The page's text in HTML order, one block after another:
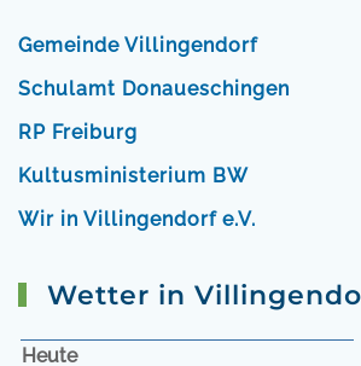
Gemeinde Villingendorf
Schulamt Donaueschingen
RP Freiburg
Kultusministerium BW
Wir in Villingendorf e.V.
Wetter in
Heute